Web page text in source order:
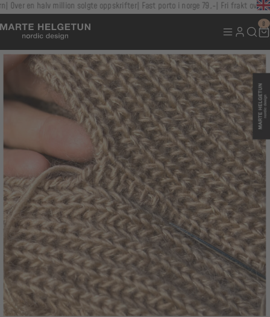
Over en halv million solgte oppskrifter Fast porto i norge 79,- Fri frakt over
0